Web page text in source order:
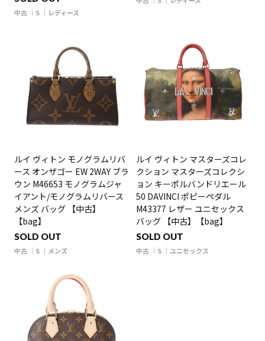
中古 S レディース
ルイ ヴィトン モノグラムリバ
ース オンザゴー EW 2WAY ブラ
ウン M46653 モノグラムジャ
イアント/モノグラムリバース
メンズ バッグ 【中古】
【bag】
SOLD OUT
中古 S メンズ
ルイ ヴィトン マスターズコレ
クション マスターズコレクシ
ョン キーポルバンドリエール
50 DAVINCI ポピーペダル
M43377 レザー ユニセックス
バッグ 【中古】【bag】
SOLD OUT
中古 S ユニセックス